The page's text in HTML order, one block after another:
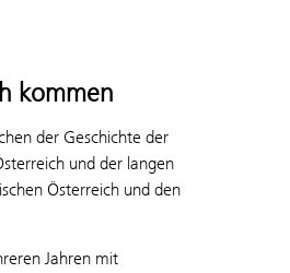
kommen
der Geschichte der
und der langen
Österreich und den
Jahren mit